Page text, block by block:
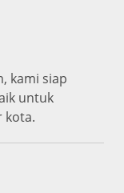
kami siap
untuk
kota.